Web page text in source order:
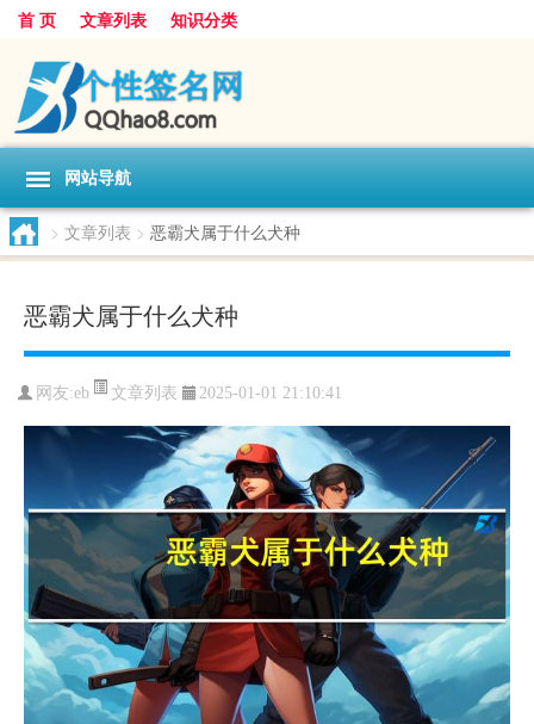
首 页 文章列表 知识分类
网站导航
> 文章列表 > 恶霸犬属于什么犬种
恶霸犬属于什么犬种
网友:eb 文章列表 2025-01-01 21:10:41